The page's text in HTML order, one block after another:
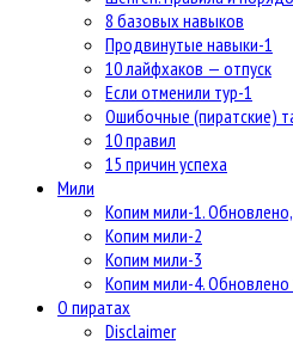
8 базовых навыков
Продвинутые навыки-1
10 лайфхаков — отпуск
Если отменили тур-1
Ошибочные (пиратские)
10 правил
15 причин успеха
Мили
Копим мили-1.
Копим мили-2
Копим мили-3
Копим мили-4. Обновлено
О пиратах
Disclaimer